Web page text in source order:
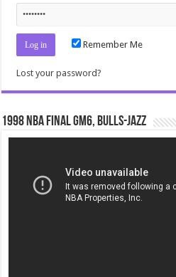
Remember Me
Lost your password?
1998 NBA Final gm6, Bulls-Jazz